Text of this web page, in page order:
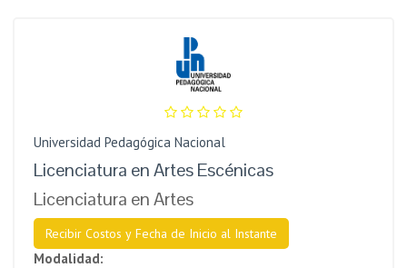
Universidad Pedagógica Nacional
Licenciatura en Artes Escénicas
Licenciatura en Artes
Recibir Costos y Fecha de Inicio al Instante
Modalidad: